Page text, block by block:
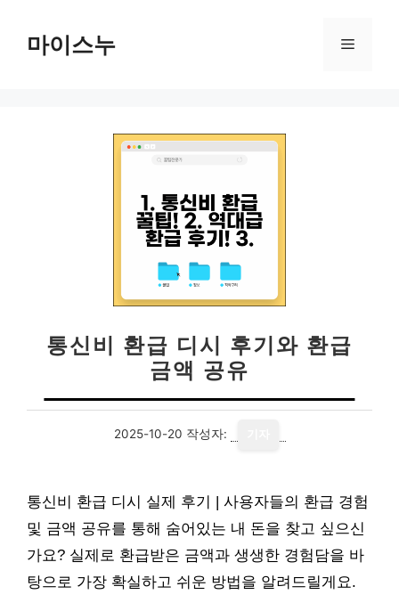
마이스누 메
통신비 환급 디시 후기와 환급
금액 공유
2025-10-20 작성자:
통신비 환급 디시 실제 후기 | 사용자들의 환급 경험
및 금액 공유를 통해 숨어있는 내 돈을 찾고 싶으신
가요? 실제로 환급받은 금액과 생생한 경험담을 바
탕으로 가장 확실하고 쉬운 방법을 알려드릴게요.